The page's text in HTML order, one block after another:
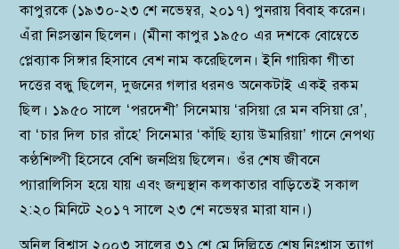
কাপুরকে (১৯৩০-২৩ শে নভেম্বর, ২০১৭) পুনরায় বিবাহ করেন।
এঁরা নিঃসন্তান ছিলেন। (মীনা কাপুর ১৯৫০ এর দশকে বোম্বেতে
প্লেব্যাক সিঙ্গার হিসাবে বেশ নাম করেছিলেন। ইনি গায়িকা গীতা
দত্তের বন্ধু ছিলেন, দুজনের গলার ধরনও অনেকটাই একই রকম
ছিল। ১৯৫০ সালে ‘পরদেশী’ সিনেমায় ‘রসিয়া রে মন বসিয়া রে’,
বা ‘চার দিল চার রাঁহে’ সিনেমার ‘কাঁছি হ্যায় উমারিয়া’ গানে নেপথ্য
কণ্ঠশিল্পী হিসেবে বেশি জনপ্রিয় ছিলেন। ওঁর শেষ জীবনে
প্যারালিসিস হয়ে যায় এবং জন্মস্থান কলকাতার বাড়িতেই সকাল
২:২০ মিনিটে ২০১৭ সালে ২৩ শে নভেম্বর মারা যান।)